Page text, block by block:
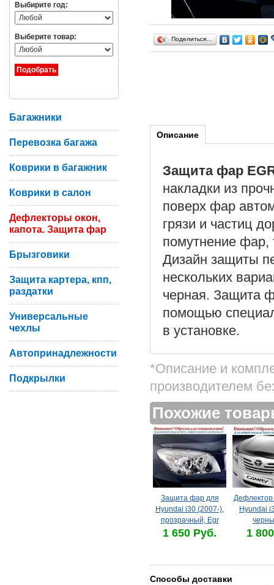
Поделиться…
Описание
Защита фар
накладки из
поверх фар
грязи и частиц
помутнение фар,
Дизайн защиты
нескольких
черная. Защита
помощью
в установке.
*Описание и
производителем
Похожие
Защита фар для
Hyundai i30 (2007-),
прозрачный, Egr
1 650 Руб.
Дефлектор
Hyundai
1
Способы доставки
Выбирите год:
Выберите товар:
Багажники
Перевозка багажа
Коврики в багажник
Коврики в салон
Дефлекторы окон,
капота. Защита фар
Брызговики
Защита картера, кпп,
раздатки
Универсальные
чехлы
Автопринадлежности
Подкрылки